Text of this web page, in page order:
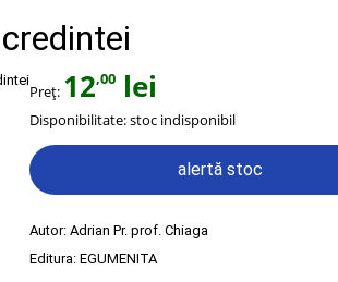
Preț: 12,00 lei
Disponibilitate:stoc indisponibil
alertă stoc
Autor: Adrian Pr. prof. Chiaga
Editura: EGUMENITA